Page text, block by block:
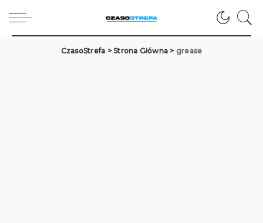
CzasoStrefa >Strona Główna > grease